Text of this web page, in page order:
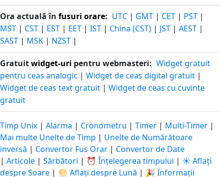
Ora actuală în fusuri orare: UTC | GMT | CET | PST |
MST | CST | EST | EET | IST | China (CST) | JST | AEST |
SAST | MSK | NZST |
Gratuitwidget-uri pentru webmasteri: Widget gratuit
pentru ceas analogic | Widget de ceas digital gratuit |
Widget de ceas text gratuit | Widget de ceas cu cuvinte
gratuit
Timp Unix | Alarma | Cronometru | Timer | Multi-Timer |
Mai multe Unelte de Timp | Unelte de Numărătoare
inversă | Convertor Fus Orar | Convertor de Date
| Articole | Sărbători | ⏰ Înțelegerea timpului | ☀️ Aflați
despre Soare | 🌕 Aflați despre Lună | 🎉 Informații